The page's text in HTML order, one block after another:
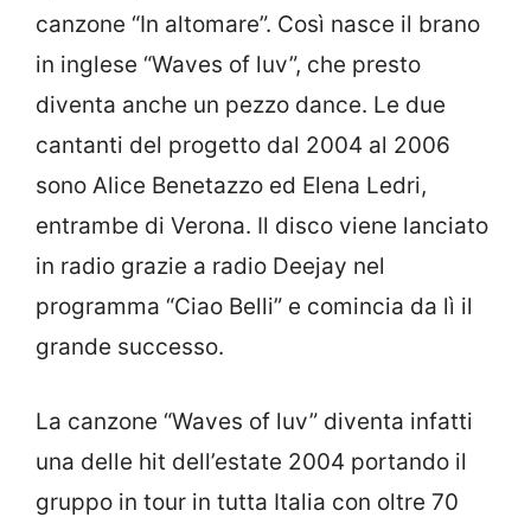
canzone “In altomare”. Così nasce il brano
in inglese “Waves of luv”, che presto
diventa anche un pezzo dance. Le due
cantanti del progetto dal 2004 al 2006
sono Alice Benetazzo ed Elena Ledri,
entrambe di Verona. Il disco viene lanciato
in radio grazie a radio Deejay nel
programma “Ciao Belli” e comincia da lì il
grande successo.
La canzone “Waves of luv” diventa infatti
una delle hit dell’estate 2004 portando il
gruppo in tour in tutta Italia con oltre 70